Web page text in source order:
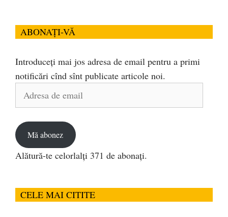
ABONAȚI-VĂ
Introduceți mai jos adresa de email pentru a primi
notificări cînd sînt publicate articole noi.
Adresa
Mă abonez
Alătură-te celorlalți 371 de abonați.
CELE MAI CITITE